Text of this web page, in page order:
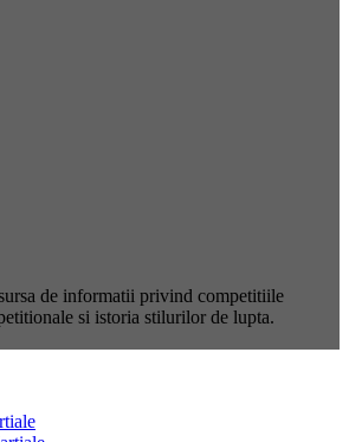
de informatii privind competitiile
si istoria stilurilor de lupta.